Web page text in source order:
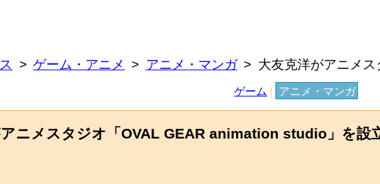
ゲーム・アニメ アニメ・マンガ 大友克洋がアニメス
ゲーム アニメ・マンガ
アニメスタジオ「OVAL GEAR animation studio」を設